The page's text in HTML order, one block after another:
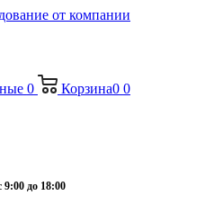
0 Корзина0 0
до 18:00